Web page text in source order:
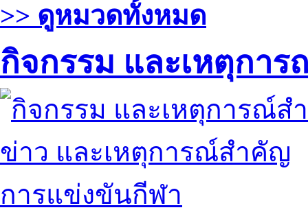
>> ดูหมวดทั้งหมด
กิจกรรม และเหตุกา
ข่าว และเหตุการณ์สำคัญ
การแข่งขันกีฬา